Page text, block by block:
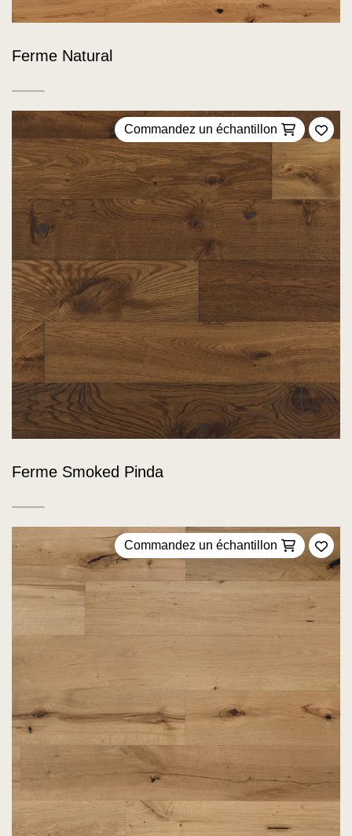
Ferme Natural
Commandez un échantillon
Ferme Smoked Pinda
Commandez un échantillon